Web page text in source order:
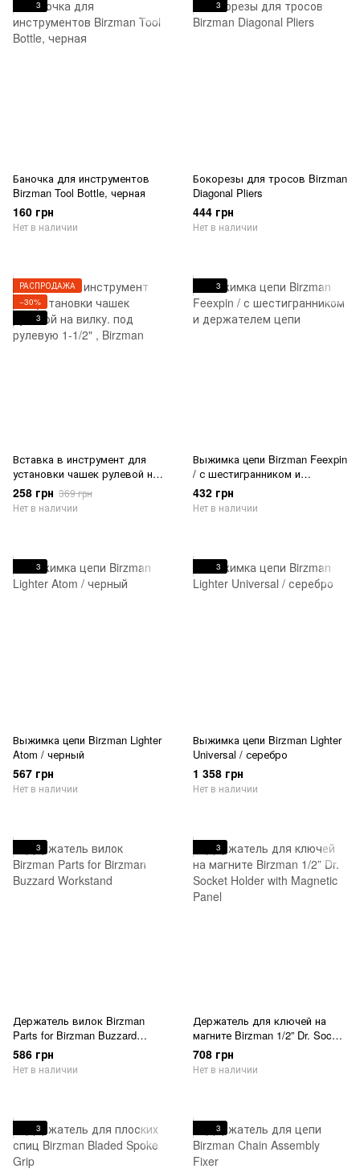
3
Баночка для инструментов
Birzman Tool Bottle, черная
160 грн
Нет в наличии
3
Бокорезы для тросов Birzman
Diagonal Pliers
444 грн
Нет в наличии
РАСПРОДАЖА
−30%
3
Вставка в инструмент для
установки чашек рулевой на
вилку. под рулевую 1-1/2" ,
Birzman
258 грн 369 грн
Нет в наличии
3
Выжимка цепи Birzman Feexpin
/ с шестигранником и
держателем цепи
432 грн
Нет в наличии
3
Выжимка цепи Birzman Lighter
Atom / черный
567 грн
Нет в наличии
3
Выжимка цепи Birzman Lighter
Universal / серебро
1 358 грн
Нет в наличии
3
Держатель вилок Birzman
Parts for Birzman Buzzard
Workstand
586 грн
Нет в наличии
3
Держатель для ключей на
магните Birzman 1/2” Dr. Socket
Holder with Magnetic Panel
708 грн
Нет в наличии
3 3